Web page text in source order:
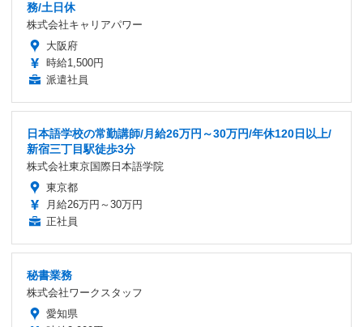
務/土日休
株式会社キャリアパワー
大阪府
時給1,500円
派遣社員
日本語学校の常勤講師/月給26万円～30万円/年休120日以上/
新宿三丁目駅徒歩3分
株式会社東京国際日本語学院
東京都
月給26万円～30万円
正社員
秘書業務
株式会社ワークスタッフ
愛知県